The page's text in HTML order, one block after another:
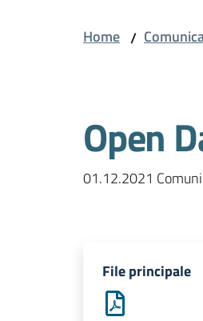
Home /
Open
01.12.2021
File principale